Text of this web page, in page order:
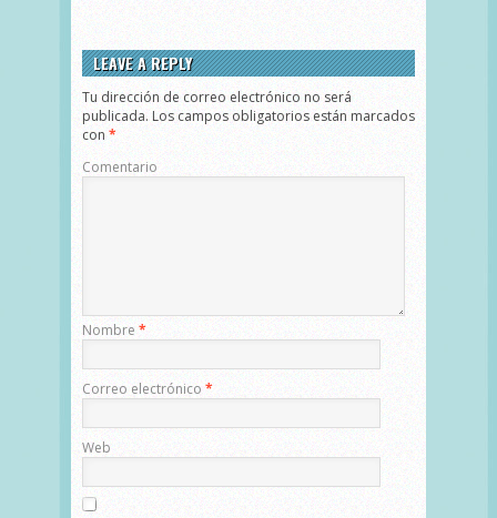
LEAVE A REPLY
Tu dirección de correo electrónico no será
publicada. Los campos obligatorios están marcados
con *
Comentario
Nombre *
Correo electrónico *
Web